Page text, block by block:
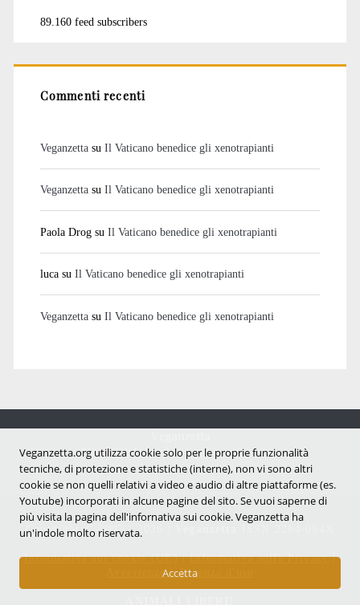
89.160 feed subscribers
Commenti recenti
Veganzettasu Il Vaticano benedice gli xenotrapianti
Veganzettasu Il Vaticano benedice gli xenotrapianti
Paola Drogsu Il Vaticano benedice gli xenotrapianti
lucasu Il Vaticano benedice gli xenotrapianti
Veganzettasu Il Vaticano benedice gli xenotrapianti
Notizie dal mondo vegan e antispecista
Copyright © 2007 - 2026 |
Informativa sui cookie (UE)|Informativa sulla Privacy|
Avvertenze e Licenza d'uso
Veganzetta.org utilizza cookie solo per le proprie funzionalità
tecniche, di protezione e statistiche (interne), non vi sono altri
cookie se non quelli relativi a video e audio di altre piattaforme (es.
Youtube) incorporati in alcune pagine del sito. Se vuoi saperne di
più visita la pagina dell'infornativa sui cookie. Veganzetta ha
un'indole molto riservata.
Accetta